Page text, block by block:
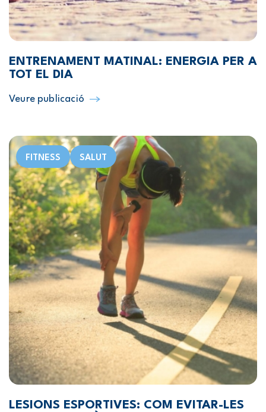
ENTRENAMENT MATINAL: ENERGIA PER A
TOT EL DIA
Veure publicació
FITNESS SALUT
LESIONS ESPORTIVES: COM EVITAR-LES